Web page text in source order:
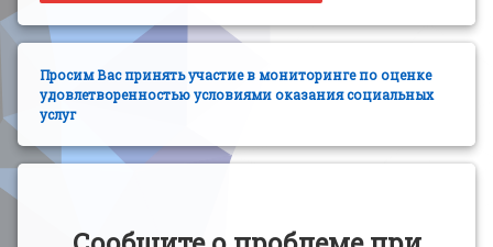
Просим Вас принять участие в мониторинге по оценке
удовлетворенностью условиями оказания социальных
услуг